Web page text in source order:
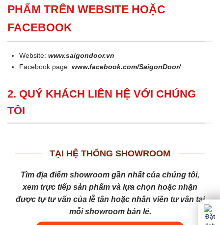
PHẨM TRÊN WEBSITE HOẶC
FACEBOOK
Website:www.saigondoor.vn
Facebook page:www.facebook.com/SaigonDoor/
2. QUÝ KHÁCH LIÊN HỆ VỚI CHÚNG
TÔI
TẠI HỆ THỐNG SHOWROOM
Tìm địa điểm showroom gần nhất của chúng tôi,
xem trực tiếp sản phẩm và lựa chọn hoặc nhận
được tự tư vấn của lễ tân hoặc nhân viên tư vấn tại
mỗi showroom bán lẻ.